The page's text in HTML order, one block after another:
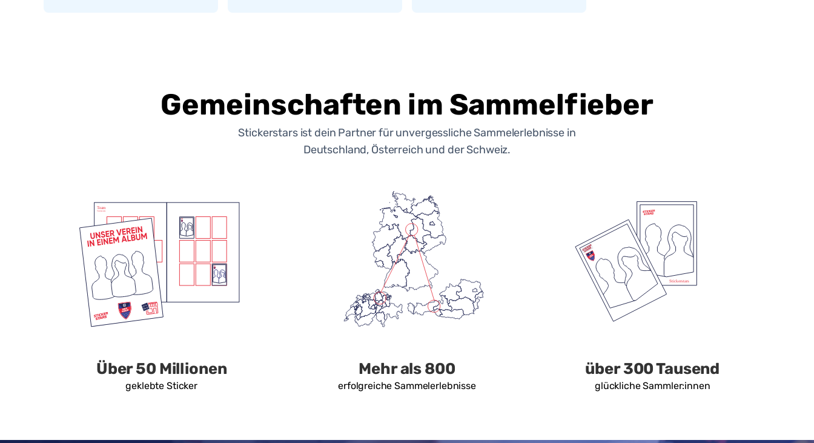
Gemeinschaften im Sammelfieber
Stickerstars ist dein Partner für unvergessliche Sammelerlebnisse in
Deutschland, Österreich und der Schweiz.
Über 50 Millionen
geklebte Sticker
Mehr als 800
erfolgreiche Sammelerlebnisse
über 300 Tausend
glückliche Sammler:innen